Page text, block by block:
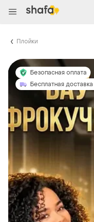
Плойки
Безопасная оплата
Бесплатная